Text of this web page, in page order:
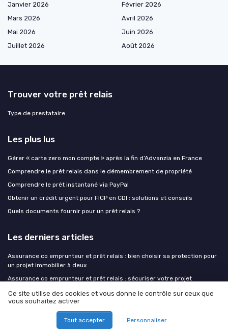
Janvier 2026
Février 2026
Mars 2026
Avril 2026
Mai 2026
Juin 2026
Juillet 2026
Août 2026
Trouver votre prêt relais
Type de prestataire
Les plus lus
Gérer « carte zero mon compte » après la fin d’Advanzia en France
Comprendre le prêt relais dans le démembrement de propriété
Comprendre le prêt instantané via PayPal
Obtenir un crédit urgent pour FICP en CDI : solutions et conseils
Quels documents fournir pour un prêt relais ?
Les derniers articles
Assurance co emprunteur et prêt relais : bien choisir sa protection pour
un projet immobilier à deux
Assurance co emprunteur et prêt relais : sécuriser votre projet
Surprime d’assurance : comment sécuriser un prêt relais face aux
Indépendant, profession libérale, intermittent : les pièces que la banque
Ce site utilise des cookies et vous donne le contrôle sur ceux que
vous souhaitez activer
Tout accepter Personnaliser